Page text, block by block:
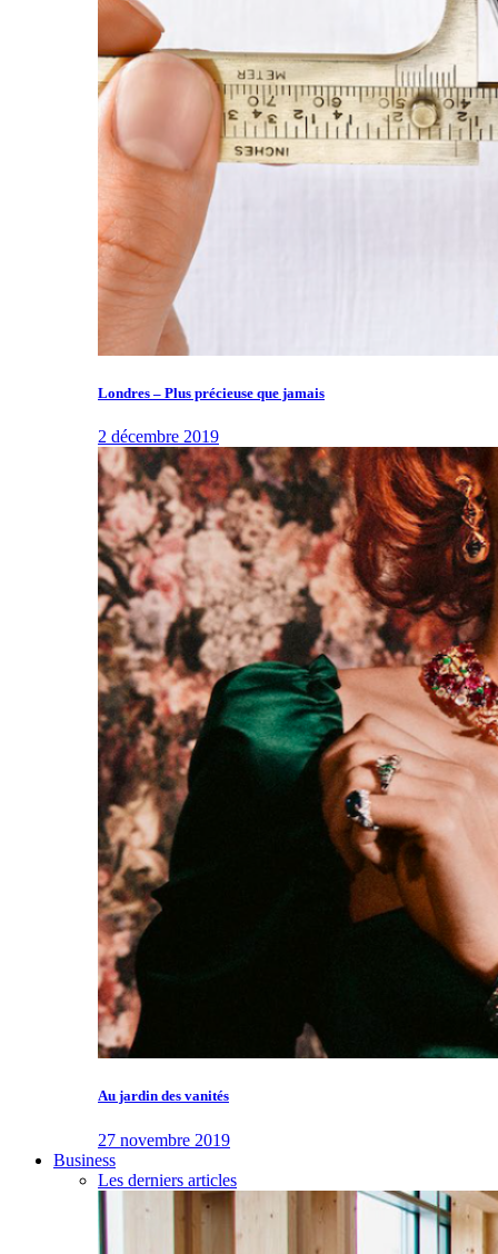
Londres – Plus précieuse que jamais
2 décembre 2019
Au jardin des vanités
27 novembre 2019
Business
Les derniers articles